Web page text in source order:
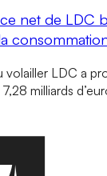
net de LDC
volailler LDC a
milliards